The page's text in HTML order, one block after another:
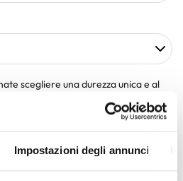
Impostazioni degli annunci
scegliere una durezza unica e al
nota con le durezze desiderate.